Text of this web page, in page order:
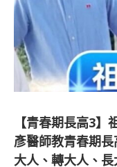
【青春期長高3
彥醫師教青春期
大人、轉大人、長